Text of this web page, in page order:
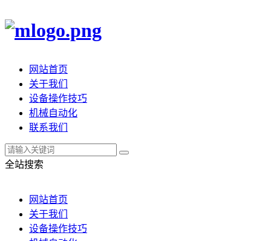
网站首页
关于我们
设备操作技巧
机械自动化
联系我们
全站搜索
网站首页
关于我们
设备操作技巧